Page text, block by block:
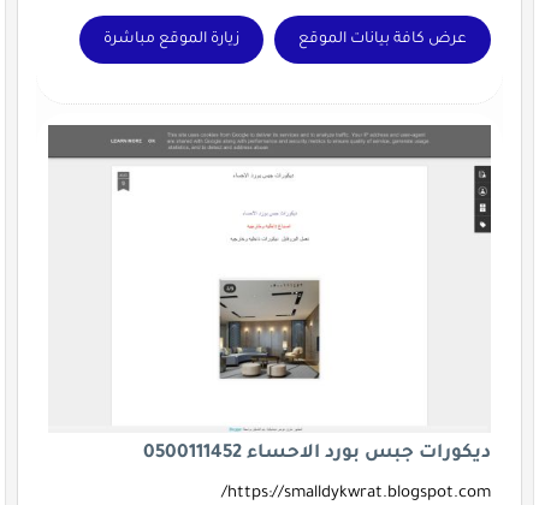
عرض كافة بيانات الموقع زيارة الموقع مباشرة
ديكورات جبس بورد الاحساء 0500111452
https://smalldykwrat.blogspot.com/